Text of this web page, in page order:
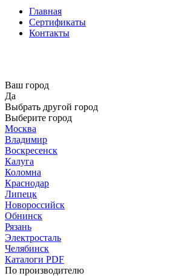
Главная
Сертификаты
Контакты
Ваш город
Да
Выбрать другой город
Выберите город
Москва
Владимир
Воскресенск
Калуга
Коломна
Краснодар
Липецк
Новороссийск
Обнинск
Рязань
Электросталь
Челябинск
Каталоги PDF
По производителю